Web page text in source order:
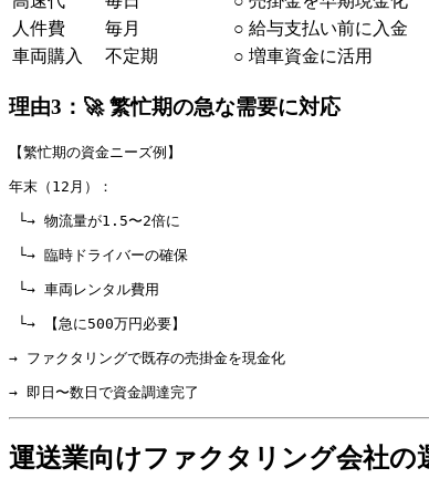
人件費
毎月
○ 給与支払い前に入金
車両購入
不定期 ○ 増車資金に活用
理由3：🚀 繁忙期の急な需要に対応
【繁忙期の資金ニーズ例】
年末（12月）：
└→ 物流量が1.5〜2倍に
└→ 臨時ドライバーの確保
└→ 車両レンタル費用
└→ 【急に500万円必要】
→ ファクタリングで既存の売掛金を現金化
→ 即日〜数日で資金調達完了
運送業向けファクタリング会社の